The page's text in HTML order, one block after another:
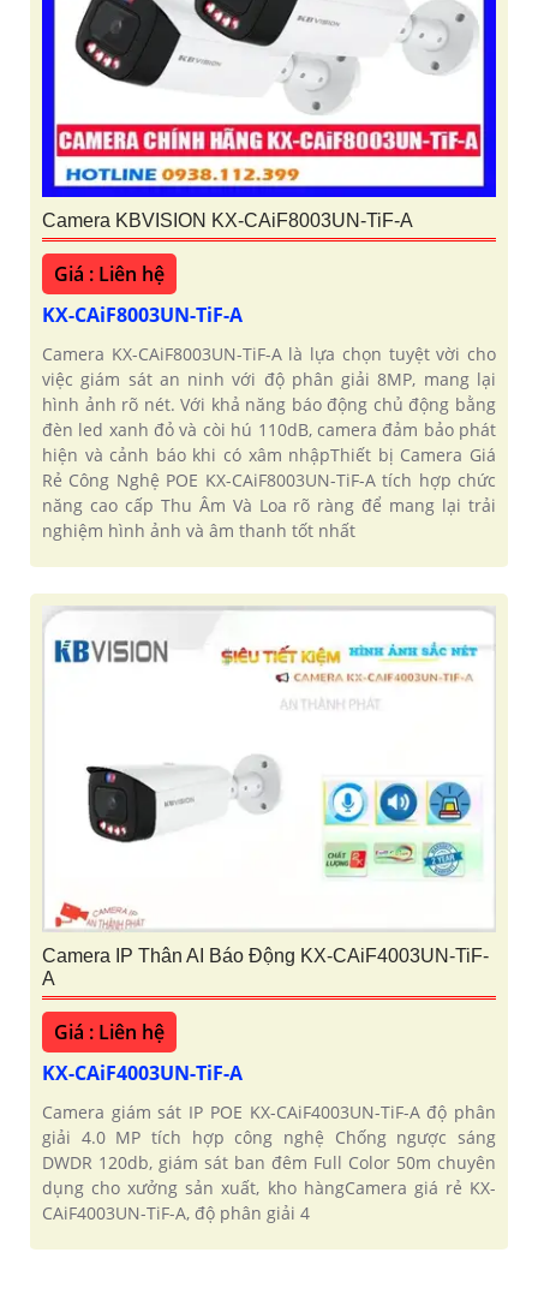
Camera KBVISION KX-CAiF8003UN-TiF-A
Giá : Liên hệ
KX-CAiF8003UN-TiF-A
Camera KX-CAiF8003UN-TiF-A là lựa chọn tuyệt vời cho
việc giám sát an ninh với độ phân giải 8MP, mang lại
hình ảnh rõ nét. Với khả năng báo động chủ động bằng
đèn led xanh đỏ và còi hú 110dB, camera đảm bảo phát
hiện và cảnh báo khi có xâm nhậpThiết bị Camera Giá
Rẻ Công Nghệ POE KX-CAiF8003UN-TiF-A tích hợp chức
năng cao cấp Thu Âm Và Loa rõ ràng để mang lại trải
nghiệm hình ảnh và âm thanh tốt nhất
Camera IP Thân AI Báo Động KX-CAiF4003UN-TiF-
A
Giá : Liên hệ
KX-CAiF4003UN-TiF-A
Camera giám sát IP POE KX-CAiF4003UN-TiF-A độ phân
giải 4.0 MP tích hợp công nghệ Chống ngược sáng
DWDR 120db, giám sát ban đêm Full Color 50m chuyên
dụng cho xưởng sản xuất, kho hàngCamera giá rẻ KX-
CAiF4003UN-TiF-A, độ phân giải 4